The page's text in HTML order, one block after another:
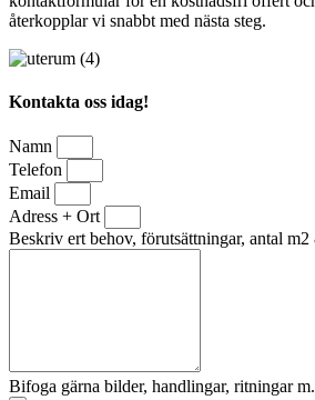
återkopplar vi snabbt med nästa steg.
Kontakta oss idag!
Namn
Telefon
Email
Adress + Ort
Beskriv ert behov, förutsättningar, antal
Bifoga gärna bilder, handlingar, ritningar